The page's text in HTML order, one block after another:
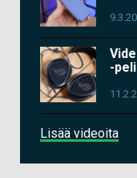
-
Lisää videoita